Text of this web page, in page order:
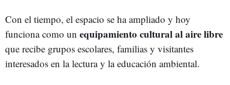
Con el tiempo, el espacio se ha ampliado y hoy
funciona como un equipamiento cultural al aire libre
que recibe grupos escolares, familias y visitantes
interesados en la lectura y la educación ambiental.